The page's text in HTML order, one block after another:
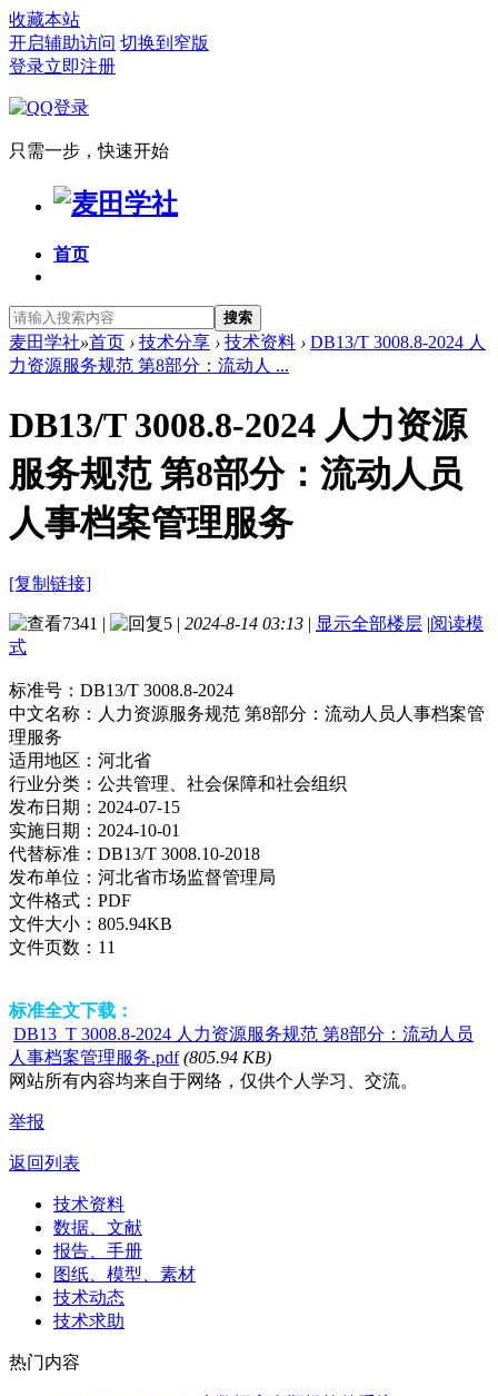
收藏本站
开启辅助访问 切换到窄版
登录立即注册
只需一步，快速开始
首页
搜索
麦田学社»首页 › 技术分享 › 技术资料 › DB13/T 3008.8-2024 人
力资源服务规范 第8部分：流动人 ...
DB13/T 3008.8-2024 人力资源
服务规范 第8部分：流动人员
人事档案管理服务
[复制链接]
7341 | 5 | 2024-8-14 03:13 | 显示全部楼层 |阅读模
式
标准号： DB13/T 3008.8-2024
中文名称： 人力资源服务规范 第8部分：流动人员人事档案管
理服务
适用地区： 河北省
行业分类： 公共管理、社会保障和社会组织
发布日期： 2024-07-15
实施日期： 2024-10-01
代替标准： DB13/T 3008.10-2018
发布单位： 河北省市场监督管理局
文件格式： PDF
文件大小： 805.94KB
文件页数： 11
标准全文下载：
DB13_T 3008.8-2024 人力资源服务规范 第8部分：流动人员
人事档案管理服务.pdf (805.94 KB)
网站所有内容均来自于网络，仅供个人学习、交流。
举报
返回列表
技术资料
数据、文献
报告、手册
图纸、模型、素材
技术动态
技术求助
热门内容